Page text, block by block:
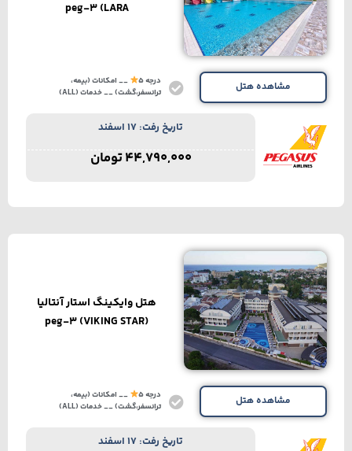
LARA) peg-3
مشاهده هتل درجه 5
__ امکانات (بیمه،
ترانسفر،گشت) __ خدمات (ALL)
تاریخ رفت: 17 اسفند
44,790,000تومان
هتل وایکینگ استار آنتالیا
(VIKING STAR) peg-3
مشاهده هتل درجه 5
__ امکانات (بیمه،
ترانسفر،گشت) __ خدمات (ALL)
تاریخ رفت: 17 اسفند